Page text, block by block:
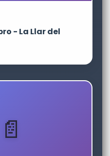
- La Llar del